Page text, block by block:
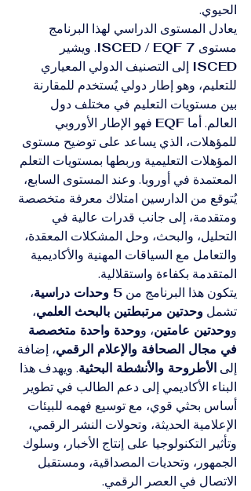
الحيوي.
يعادل المستوى الدراسي لهذا البرنامج
مستوى ISCED / EQF 7. ويشير
ISCED إلى التصنيف الدولي المعياري
للتعليم، وهو إطار دولي يُستخدم للمقارنة
بين مستويات التعليم في مختلف دول
العالم. أما EQF فهو الإطار الأوروبي
للمؤهلات، الذي يساعد على توضيح مستوى
المؤهلات التعليمية وربطها بمستويات التعلم
المعتمدة في أوروبا. وعند المستوى السابع،
يُتوقع من الدارسين امتلاك معرفة متخصصة
ومتقدمة، إلى جانب قدرات عالية في
التحليل، والبحث، وحل المشكلات المعقدة،
والتعامل مع السياقات المهنية والأكاديمية
المتقدمة بكفاءة واستقلالية.
يتكون هذا البرنامج من 5 وحدات دراسية
،
تشمل وحدتين مرتبطتين بالبحث العلمي،
ووحدتين عامتين، ووحدة واحدة متخصصة
في مجال الصحافة والإعلام الرقمي، إضافة
إلى الأطروحة والأنشطة البحثية. ويهدف هذا
البناء الأكاديمي إلى دعم الطالب في تطوير
أساس بحثي قوي، مع توسيع فهمه للبيئات
الإعلامية الحديثة، وتحولات النشر الرقمي،
وتأثير التكنولوجيا على إنتاج الأخبار، وسلوك
الجمهور، وتحديات المصداقية، ومستقبل
الاتصال في العصر الرقمي.